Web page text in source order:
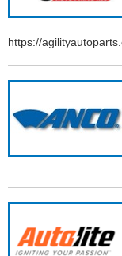
https://